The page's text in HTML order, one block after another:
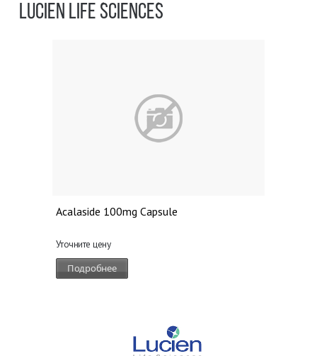
LUCIEN LIFE SCIENCES
Acalaside 100mg Capsule
Уточните цену
Подробнее